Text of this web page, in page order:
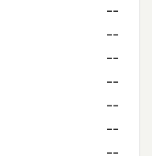
--
--
--
--
--
--
--